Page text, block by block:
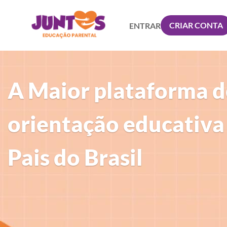
ENTRAR CRIAR CONTA
A Maior plataforma
orientação
Pais do Brasil